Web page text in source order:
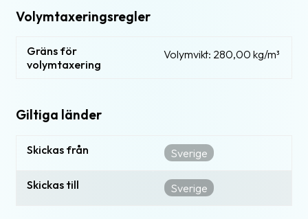
Volymtaxeringsregler
Gräns för
volymtaxering
Volymvikt: 280,00 kg/m³
Giltiga länder
Skickas från Sverige
Skickas till Sverige